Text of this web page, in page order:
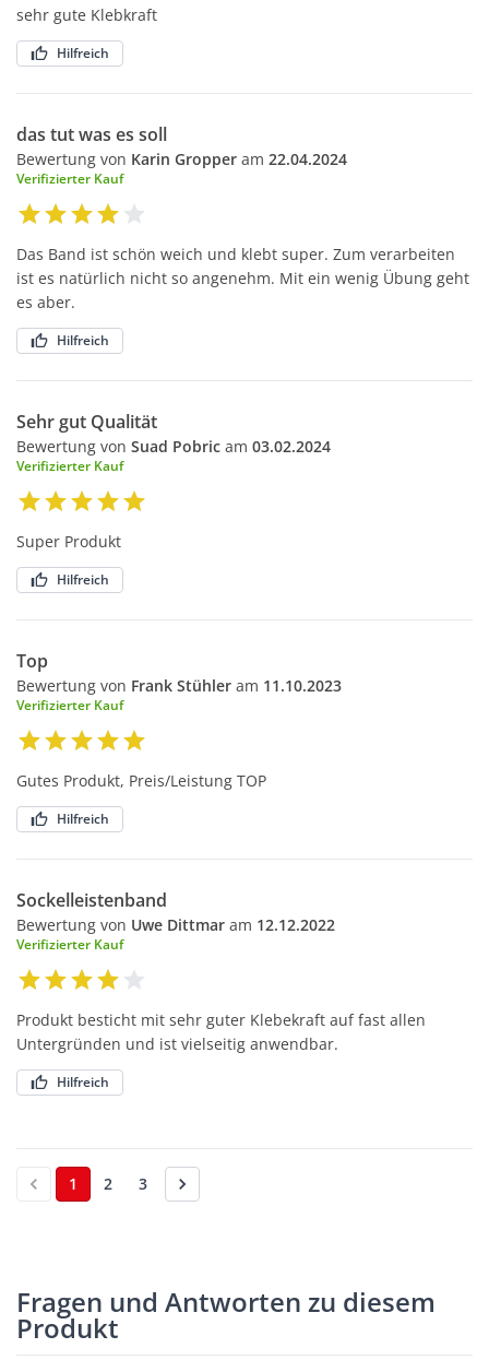
sehr gute Klebkraft
Hilfreich
das tut was es soll
Bewertung von Karin Gropper am 22.04.2024
Verifizierter Kauf
Das Band ist schön weich und klebt super. Zum verarbeiten
ist es natürlich nicht so angenehm. Mit ein wenig Übung geht
es aber.
Hilfreich
Sehr gut Qualität
Bewertung von Suad Pobric am 03.02.2024
Verifizierter Kauf
Super Produkt
Hilfreich
Top
Bewertung von Frank Stühler am 11.10.2023
Verifizierter Kauf
Gutes Produkt, Preis/Leistung TOP
Hilfreich
Sockelleistenband
Bewertung von Uwe Dittmar am 12.12.2022
Verifizierter Kauf
Produkt besticht mit sehr guter Klebekraft auf fast allen
Untergründen und ist vielseitig anwendbar.
Hilfreich
1 2 3
Fragen und Antworten zu diesem
Produkt